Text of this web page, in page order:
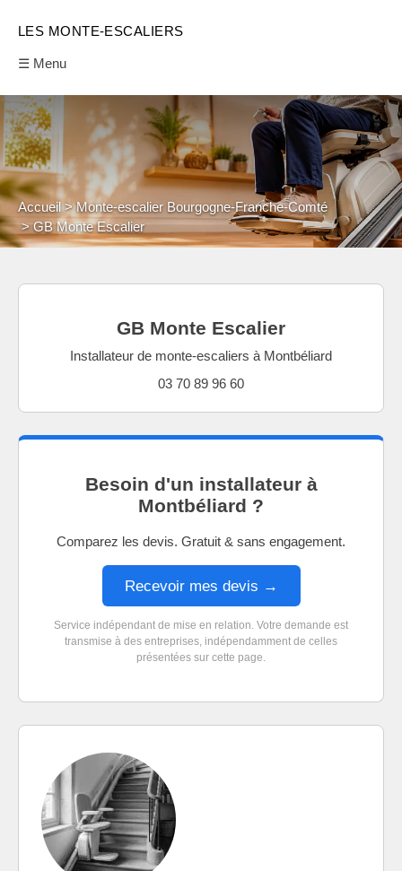
LES MONTE-ESCALIERS
☰ Menu
Accueil
Monte-escalier Bourgogne-Franche-Comté
GB Monte Escalier
GB Monte Escalier
Installateur de monte-escaliers à Montbéliard
03 70 89 96 60
Besoin d'un installateur à
Montbéliard ?
Comparez les devis. Gratuit & sans engagement.
Recevoir mes devis →
Service indépendant de mise en relation. Votre demande est
transmise à des entreprises, indépendamment de celles
présentées sur cette page.